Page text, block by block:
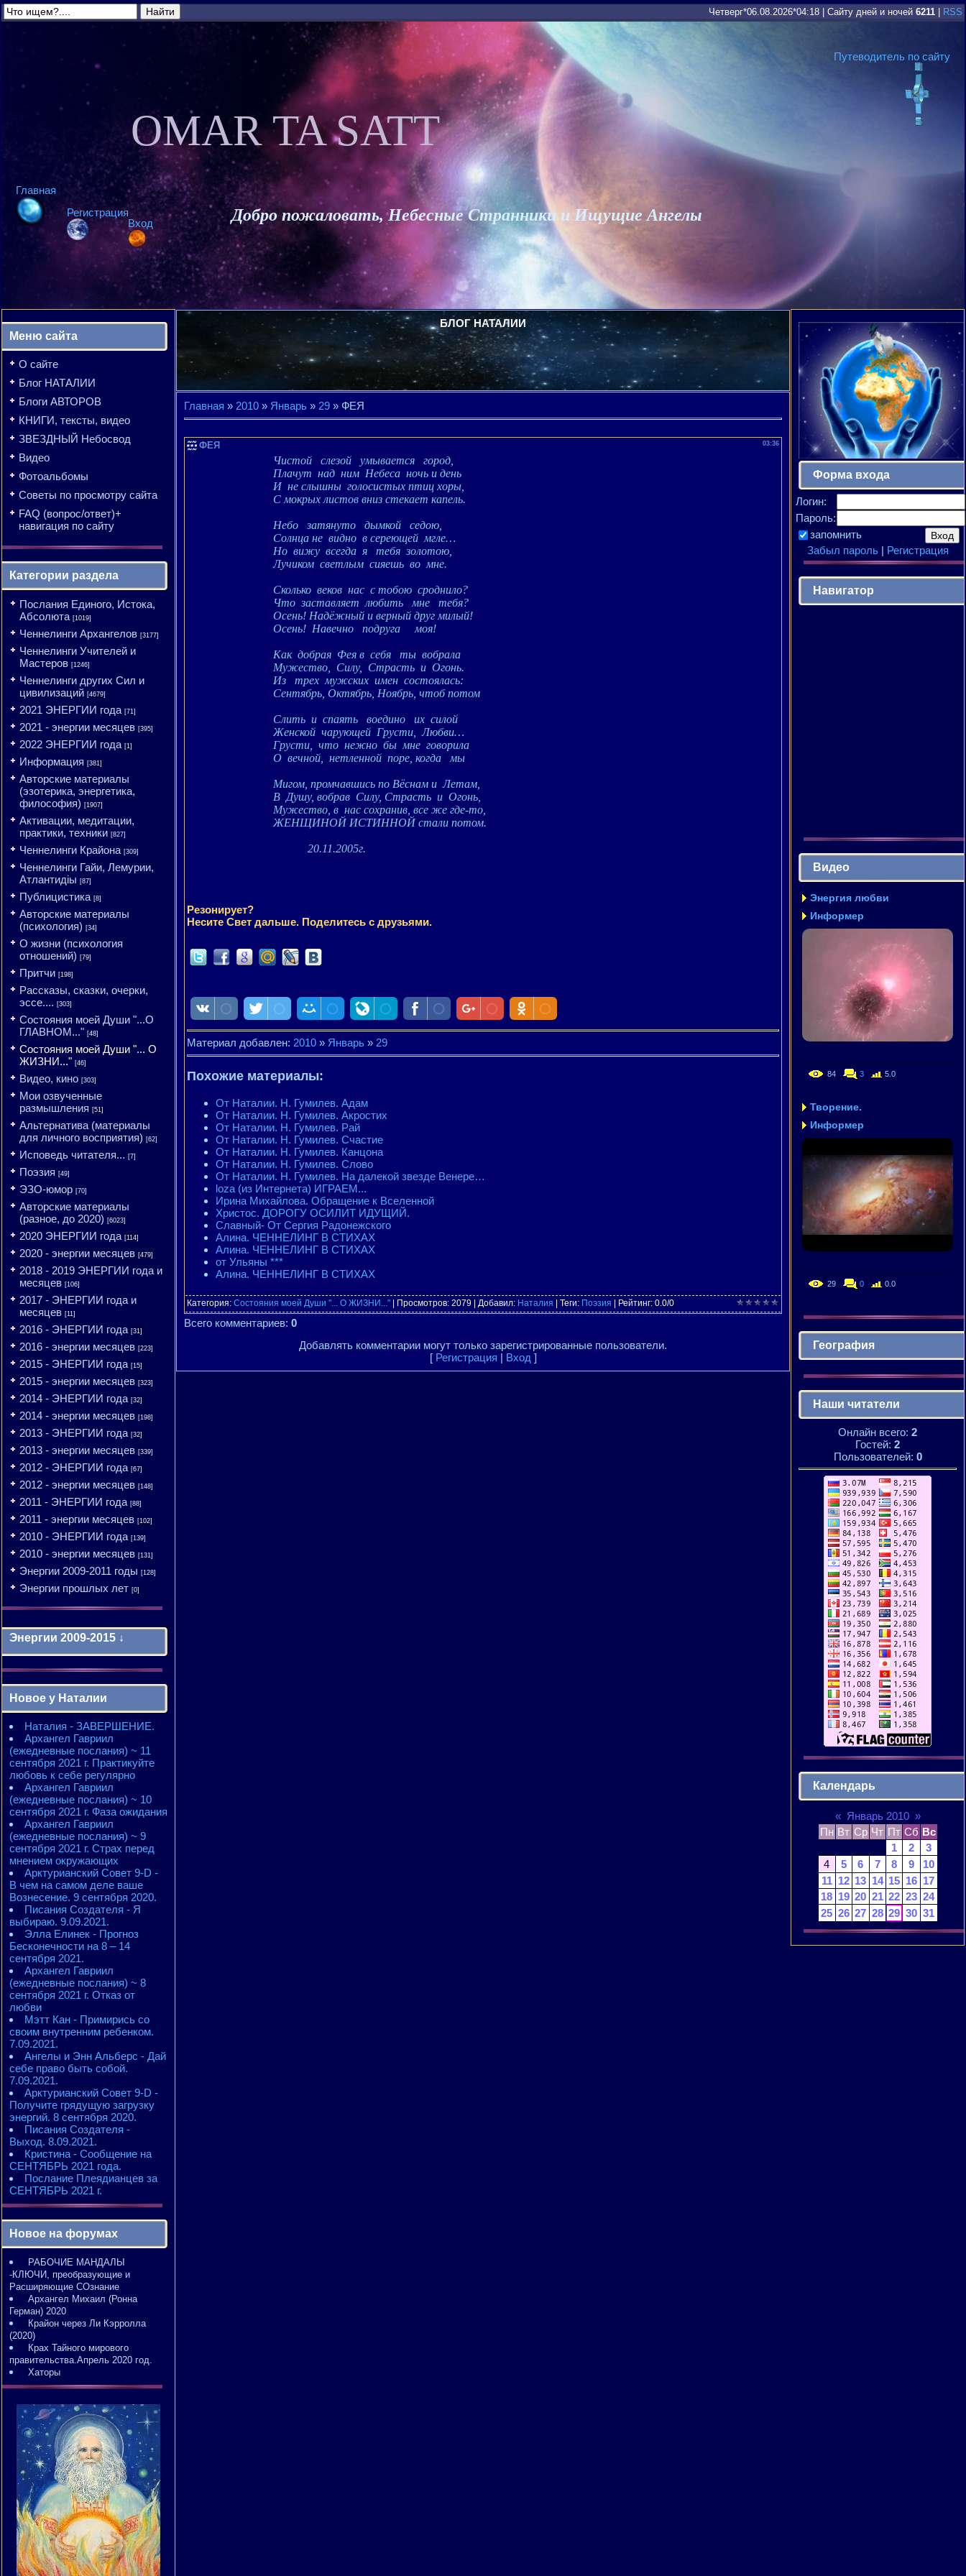
Четверг*06.08.2026*04:18 Сайту дней и ночей 6211 RSS
Путеводитель по сайту
Главная
Регистрация
Вход
OMAR TA SATT
Добро пожаловать, Небесные Странники и Ищущие Ангелы
Меню сайта
О сайте
Блог НАТАЛИИ
Блоги АВТОРОВ
КНИГИ, тексты, видео
ЗВЕЗДНЫЙ Небосвод
Видео
Фотоальбомы
Советы по просмотру сайта
FAQ (вопрос/ответ)+
навигация по сайту
Категории раздела
Послания Единого, Истока,
Абсолюта [1019]
Ченнелинги Архангелов [3177]
Ченнелинги Учителей и
Мастеров [1246]
Ченнелинги других Сил и
цивилизаций [4679]
2021 ЭНЕРГИИ года [71]
2021 - энергии месяцев [395]
2022 ЭНЕРГИИ года [1]
Информация [381]
Авторские материалы
(эзотерика, энергетика,
философия) [1907]
Активации, медитации,
практики, техники [827]
Ченнелинги Крайона [309]
Ченнелинги Гайи, Лемурии,
Атлантидіы [87]
Публицистика [8]
Авторские материалы
(психология) [34]
О жизни (психология
отношений) [79]
Притчи [198]
Рассказы, сказки, очерки,
эссе.... [303]
Состояния моей Души "...О
ГЛАВНОМ..." [48]
Состояния моей Души "... О
ЖИЗНИ..." [46]
Видео, кино [303]
Мои озвученные
размышления [51]
Альтернатива (материалы
для личного восприятия) [62]
Исповедь читателя... [7]
Поэзия [49]
ЭЗО-юмор [70]
Авторские материалы
(разное, до 2020) [6023]
2020 ЭНЕРГИИ года [114]
2020 - энергии месяцев [479]
2018 - 2019 ЭНЕРГИИ года и
месяцев [106]
2017 - ЭНЕРГИИ года и
месяцев [11]
2016 - ЭНЕРГИИ года [31]
2016 - энергии месяцев [223]
2015 - ЭНЕРГИИ года [15]
2015 - энергии месяцев [323]
2014 - ЭНЕРГИИ года [32]
2014 - энергии месяцев [198]
2013 - ЭНЕРГИИ года [32]
2013 - энергии месяцев [339]
2012 - ЭНЕРГИИ года [67]
2012 - энергии месяцев [148]
2011 - ЭНЕРГИИ года [88]
2011 - энергии месяцев [102]
2010 - ЭНЕРГИИ года [139]
2010 - энергии месяцев [131]
Энергии 2009-2011 годы [128]
Энергии прошлых лет [0]
Энергии 2009-2015 ↓
2010 - энергии месяцев
2010 - ЭНЕРГИИ года
2011 - энергии месяцев
2011 - ЭНЕРГИИ года
2012 - энергии месяцев
2012 - ЭНЕРГИИ года
2013 - энергии месяцев
2013 - ЭНЕРГИИ года
2014 - энергии месяцев
2014 - ЭНЕРГИИ года
2015 - энергии месяцев
2015 - ЭНЕРГИИ года
Новое у Наталии
Наталия - ЗАВЕРШЕНИЕ.
Архангел Гавриил
(ежедневные послания) ~ 11
сентября 2021 г. Практикуйте
любовь к себе регулярно
Архангел Гавриил
(ежедневные послания) ~ 10
сентября 2021 г. Фаза ожидания
Архангел Гавриил
(ежедневные послания) ~ 9
сентября 2021 г. Страх перед
мнением окружающих
Арктурианский Совет 9-D -
В чем на самом деле ваше
Вознесение. 9 сентября 2020.
Писания Создателя - Я
выбираю. 9.09.2021.
Элла Елинек - Прогноз
Бесконечности на 8 – 14
сентября 2021.
Архангел Гавриил
(ежедневные послания) ~ 8
сентября 2021 г. Отказ от
любви
Мэтт Кан - Примирись со
своим внутренним ребенком.
7.09.2021.
Ангелы и Энн Альберс - Дай
себе право быть собой.
7.09.2021.
Арктурианский Совет 9-D -
Получите грядущую загрузку
энергий. 8 сентября 2020.
Писания Создателя -
Выход. 8.09.2021.
Кристина - Сообщение на
СЕНТЯБРЬ 2021 года.
Послание Плеядианцев за
СЕНТЯБРЬ 2021 г.
Новое на форумах
РАБОЧИЕ МАНДАЛЫ
-КЛЮЧИ, преобразующие и
Расширяющие СОзнание
Архангел Михаил (Ронна
Герман) 2020
Крайон через Ли Кэрролла
(2020)
Крах Тайного мирового
правительства.Апрель 2020 год.
Хаторы
БЛОГ НАТАЛИИ
Главная » 2010 » Январь » 29 » ФЕЯ
03:36
ФЕЯ
Чистой слезой умывается
город,
Плачут над ним Небеса ночь и день
И не слышны голосистых птиц хоры,
С мокрых листов вниз стекает капель.
Небо затянуто дымкой
седою,
Солнца не видно в сереющей мгле…
Но вижу всегда я тебя золотою,
Лучиком светлым сияешь во мне.
Сколько веков нас с тобою сроднило?
Что заставляет любить мне
тебя?
Осень! Надёжный и верный друг милый!
Осень! Навечно подруга моя!
Как добрая Фея в себя ты вобрала
Мужество,
Силу, Страсть и Огонь.
Из
трех мужских имен состоялась:
Сентябрь, Октябрь, Ноябрь, чтоб потом
Слить и спаять воедино их силой
Женской чарующей Грусти,
Любви…
Грусти,
что нежно бы мне говорила
О вечной, нетленной поре, когда мы
Мигом, промчавшись по Вёснам и Летам,
В Душу, вобрав Силу, Страсть и Огонь,
Мужество, в нас сохранив, все же где-то,
ЖЕНЩИНОЙ ИСТИННОЙ стали потом.
20.11.2005г.
Резонирует?
Несите Свет дальше. Поделитесь с друзьями.
Материал добавлен: 2010 » Январь » 29
Похожие материалы:
От Наталии. Н. Гумилев. Адам
От Наталии. Н. Гумилев. Акростих
От Наталии. Н. Гумилев. Рай
От Наталии. Н. Гумилев. Счастие
От Наталии. Н. Гумилев. Канцона
От Наталии. Н. Гумилев. Слово
От Наталии. Н. Гумилев. На далекой звезде Венере…
loza (из Интернета) ИГРАЕМ...
Ирина Михайлова. Обращение к Вселенной
Христос. ДОРОГУ ОСИЛИТ ИДУЩИЙ.
Славный- От Сергия Радонежского
Алина. ЧЕННЕЛИНГ В СТИХАХ
Алина. ЧЕННЕЛИНГ В СТИХАХ
от Ульяны ***
Алина. ЧЕННЕЛИНГ В СТИХАХ
Категория: Состояния моей Души "... О ЖИЗНИ..." Просмотров: 2079 | Добавил: Наталия Теги: Поэзия Рейтинг: 0.0/0
Всего комментариев: 0
Добавлять комментарии могут только зарегистрированные пользователи.
[ Регистрация | Вход ]
Форма входа
Логин:
Пароль:
запомнить
Забыл пароль| Регистрация
Навигатор
Видео
Энергия любви
Информер
84 3 5.0
Творение.
Информер
29 0 0.0
География
Наши читатели
Онлайн всего: 2
Гостей: 2
Пользователей: 0
Календарь
« Январь 2010 »
Пн Вт Ср Чт Пт Сб Вс
1
2
3
4
5 6 7 8 9
10
11 12 13 14 15 16 17
18 19 20 21 22 23 24
25 26 27 28 29 30 31